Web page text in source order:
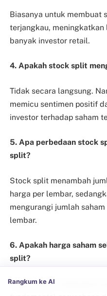
Biasanya untuk membuat
terjangkau,
banyak investor retail.
4. Apakah stock split
Tidak secara langsung.
memicu sentimen positif
investor terhadap saham
5. Apa perbedaan stock
split?
Stock split menambah
harga per lembar,
mengurangi jumlah
lembar.
6. Apakah harga saham
split?
Tidak selalu. Pergerakan
Rangkum ke AI